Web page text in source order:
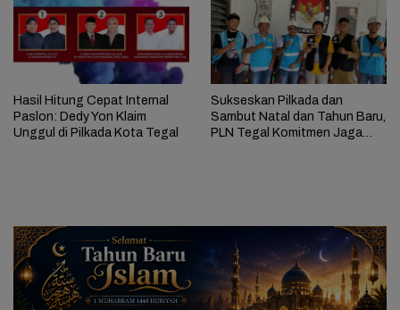
Hasil Hitung Cepat Internal
Paslon: Dedy Yon Klaim
Unggul di Pilkada Kota Tegal
Sukseskan Pilkada dan
Sambut Natal dan Tahun Baru,
PLN Tegal Komitmen Jaga